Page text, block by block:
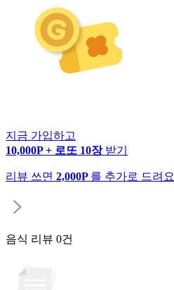
지금 가입하고
10,000P + 로또 10장 받기
리뷰 쓰면 2,000P 를 추가로 드려요
음식 리뷰 0건